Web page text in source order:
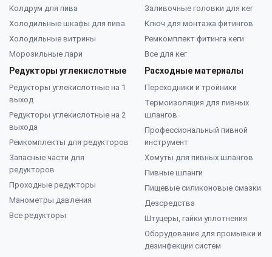
Колдрум для пива
Холодильные шкафы для пива
Холодильные витрины
Морозильные лари
Редукторы углекислотные
Редукторы углекислотные на 1
выход
Редукторы углекислотные на 2
выхода
Ремкомплекты для редукторов
Запасные части для
редукторов
Проходные редукторы
Манометры давления
Все редукторы
Заливочные головки для кег
Ключ для монтажа фитингов
Ремкомплект фитинга кеги
Все для кег
Расходные материалы
Переходники и тройники
Термоизоляция для пивных
шлангов
Профессиональный пивной
инструмент
Хомуты для пивных шлангов
Пивные шланги
Пищевые силиконовые смазки
Дезсредства
Штуцеры, гайки уплотнения
Оборудование для промывки и
дезинфекции систем